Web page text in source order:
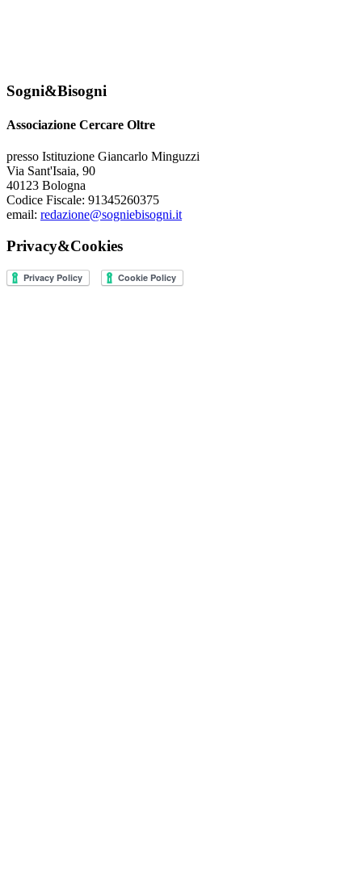
Sogni&Bisogni
Associazione Cercare Oltre
presso Istituzione Giancarlo Minguzzi
Via Sant'Isaia, 90
40123 Bologna
Codice Fiscale: 91345260375
email: redazione@sogniebisogni.it
Privacy&Cookies